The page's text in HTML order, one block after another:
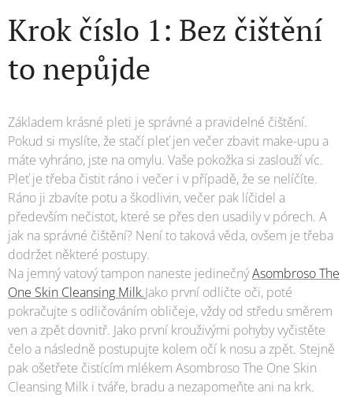
Krok číslo 1: Bez čištění
to nepůjde
Základem krásné pleti je správné a pravidelné čištění.
Pokud si myslíte, že stačí pleť jen večer zbavit make-upu a
máte vyhráno, jste na omylu. Vaše pokožka si zaslouží víc.
Pleť je třeba čistit ráno i večer i v případě, že se nelíčíte.
Ráno ji zbavíte potu a škodlivin, večer pak líčidel a
především nečistot, které se přes den usadily v pórech. A
jak na správné čištění? Není to taková věda, ovšem je třeba
dodržet některé postupy.
Na jemný vatový tampon naneste jedinečnýAsombroso The
One Skin Cleansing Milk.Jako první odličte oči, poté
pokračujte s odličováním obličeje, vždy od středu směrem
ven a zpět dovnitř. Jako první krouživými pohyby vyčistěte
čelo a následně postupujte kolem očí k nosu a zpět. Stejně
pak ošetřete čistícím mlékem Asombroso The One Skin
Cleansing Milk i tváře, bradu a nezapomeňte ani na krk.